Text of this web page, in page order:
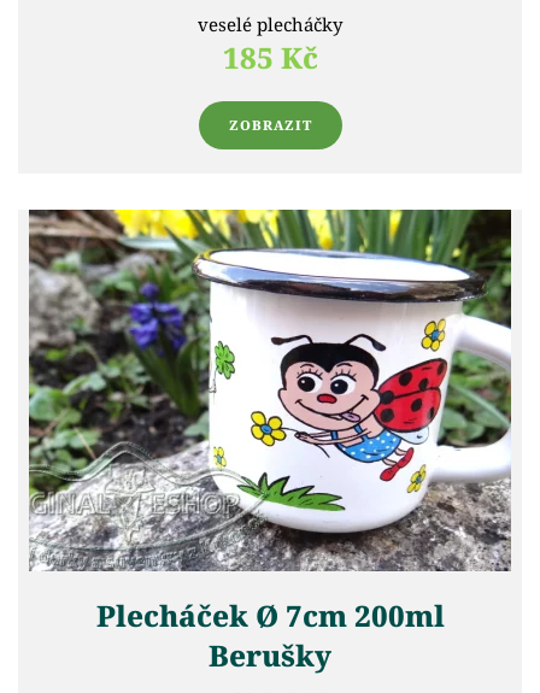
veselé plecháčky
185 Kč
ZOBRAZIT
Plecháček Ø 7cm 200ml
Berušky